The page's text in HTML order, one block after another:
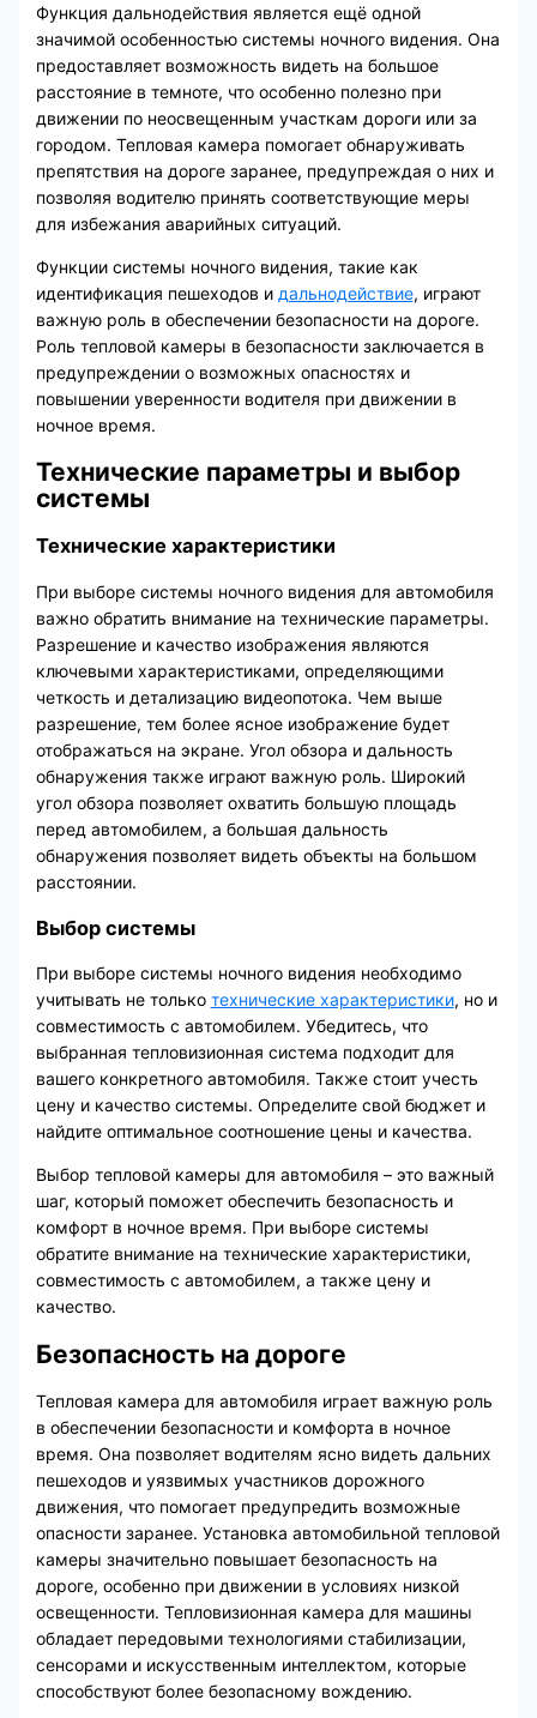
Функция дальнодействия является ещё одной
значимой особенностью системы ночного видения. Она
предоставляет возможность видеть на большое
расстояние в темноте, что особенно полезно при
движении по неосвещенным участкам дороги или за
городом. Тепловая камера помогает обнаруживать
препятствия на дороге заранее, предупреждая о них и
позволяя водителю принять соответствующие меры
для избежания аварийных ситуаций.
Функции системы ночного видения, такие как
идентификация пешеходов и дальнодействие, играют
важную роль в обеспечении безопасности на дороге.
Роль тепловой камеры в безопасности заключается в
предупреждении о возможных опасностях и
повышении уверенности водителя при движении в
ночное время.
Технические параметры и выбор
системы
Технические характеристики
При выборе системы ночного видения для автомобиля
важно обратить внимание на технические параметры.
Разрешение и качество изображения являются
ключевыми характеристиками, определяющими
четкость и детализацию видеопотока. Чем выше
разрешение, тем более ясное изображение будет
отображаться на экране. Угол обзора и дальность
обнаружения также играют важную роль. Широкий
угол обзора позволяет охватить большую площадь
перед автомобилем, а большая дальность
обнаружения позволяет видеть объекты на большом
расстоянии.
Выбор системы
При выборе системы ночного видения необходимо
учитывать не только технические характеристики, но и
совместимость с автомобилем. Убедитесь, что
выбранная тепловизионная система подходит для
вашего конкретного автомобиля. Также стоит учесть
цену и качество системы. Определите свой бюджет и
найдите оптимальное соотношение цены и качества.
Выбор тепловой камеры для автомобиля – это важный
шаг, который поможет обеспечить безопасность и
комфорт в ночное время. При выборе системы
обратите внимание на технические характеристики,
совместимость с автомобилем, а также цену и
качество.
Безопасность на дороге
Тепловая камера для автомобиля играет важную роль
в обеспечении безопасности и комфорта в ночное
время. Она позволяет водителям ясно видеть дальних
пешеходов и уязвимых участников дорожного
движения, что помогает предупредить возможные
опасности заранее. Установка автомобильной тепловой
камеры значительно повышает безопасность на
дороге, особенно при движении в условиях низкой
освещенности. Тепловизионная камера для машины
обладает передовыми технологиями стабилизации,
сенсорами и искусственным интеллектом, которые
способствуют более безопасному вождению.